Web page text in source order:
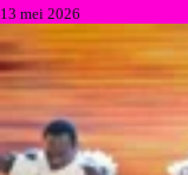
13 mei 2026